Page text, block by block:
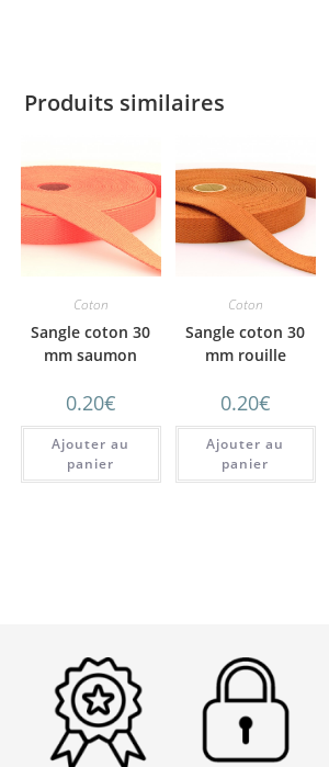
Produits similaires
Coton
Sangle coton 30
mm saumon
0.20€
Ajouter au
panier
Coton
Sangle coton 30
mm rouille
0.20€
Ajouter au
panier